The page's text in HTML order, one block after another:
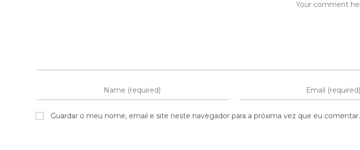
Guardar o meu nome, email e site neste navegador para a próxima vez que eu comentar.